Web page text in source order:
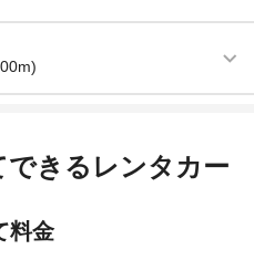
) 09:00 ～ 17:00 / (土・日・祝)
で約19分（送迎なし）
で約8分（送迎なし）
こちら
できるレンタカー
料金